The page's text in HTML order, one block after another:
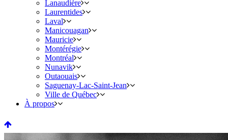
Lanaudière
Laurentides
Laval
Manicouagan
Mauricie
Montérégie
Montréal
Nunavik
Outaouais
Saguenay-Lac-Saint-Jean
Ville de Québec
À propos